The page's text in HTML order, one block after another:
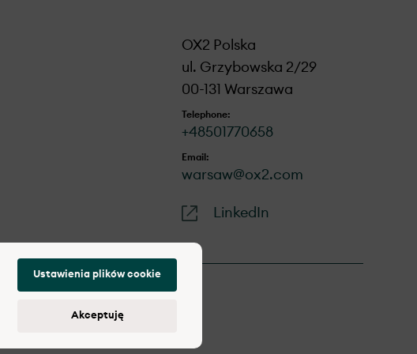
OX2 Polska
ul. Grzybowska 2/29
00-131 Warszawa
Telephone:
+48501770658
Email:
warsaw@ox2.com
LinkedIn
Ustawienia plików cookie
Akceptuję